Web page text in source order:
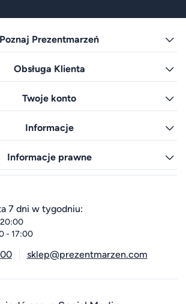
Poznaj Prezentmarzeń
Obsługa Klienta
Twoje konto
Informacje
Informacje prawne
7 dni w tygodniu:
- 17:00
sklep@prezentmarzen.com